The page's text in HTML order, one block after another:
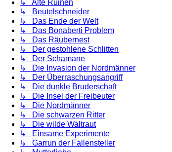
↳ Alte Ruinen
↳ Beutelschneider
↳ Das Ende der Welt
↳ Das Bonaberti Problem
↳ Das Räubernest
↳ Der gestohlene Schlitten
↳ Der Schamane
↳ Die Invasion der Nordmänner
↳ Der Überraschungsangriff
↳ Die dunkle Bruderschaft
↳ Die Insel der Freibeuter
↳ Die Nordmänner
↳ Die schwarzen Ritter
↳ Die wilde Waltraut
↳ Einsame Experimente
↳ Garrun der Fallensteller